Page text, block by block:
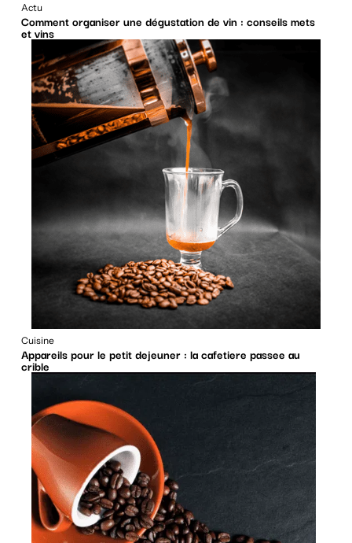
Actu
Comment organiser une dégustation de vin : conseils mets
et vins
Cuisine
Appareils pour le petit dejeuner : la cafetiere passee au
crible